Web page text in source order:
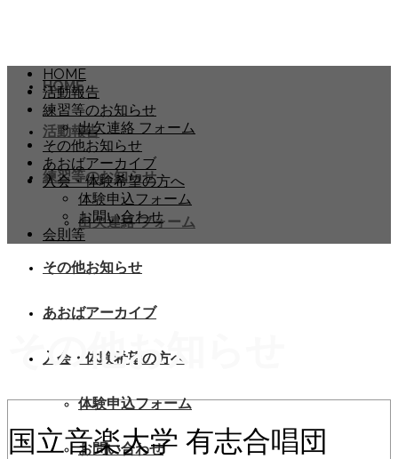
HOME
活動報告
練習等のお知らせ
出欠連絡 フォーム
その他お知らせ
あおばアーカイブ
入会・体験希望の方へ
体験申込フォーム
お問い合わせ
HOME
活動報告
練習等のお知らせ
出欠連絡 フォーム
その他お知らせ
あおばアーカイブ
入会・体験希望の方へ
体験申込フォーム
お問い合わせ
会則等
その他お知らせ
国立音楽大学 有志合唱団